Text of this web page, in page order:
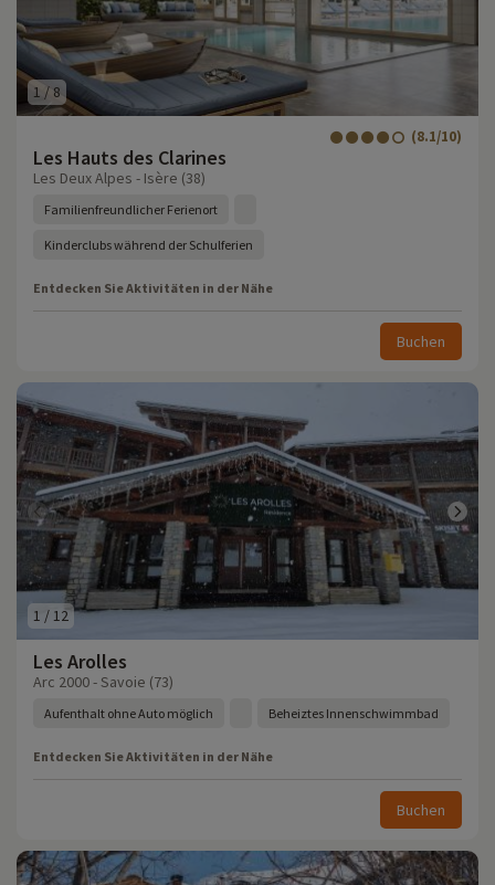
1 / 8
Les Hauts des Clarines
(8.1/10)
Les Deux Alpes - Isère (38)
Familienfreundlicher Ferienort
Kinderclubs während der Schulferien
Entdecken Sie Aktivitäten in der Nähe
Buchen
1 / 12
Les Arolles
Arc 2000 - Savoie (73)
Aufenthalt ohne Auto möglich Beheiztes Innenschwimmbad
Entdecken Sie Aktivitäten in der Nähe
Buchen